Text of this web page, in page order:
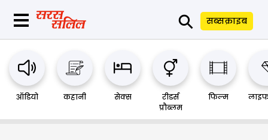
⚲ सब्सक्राइब
ऑडियो कहानी सेक्स
रीडर्स
प्रौब्लम
फिल्म